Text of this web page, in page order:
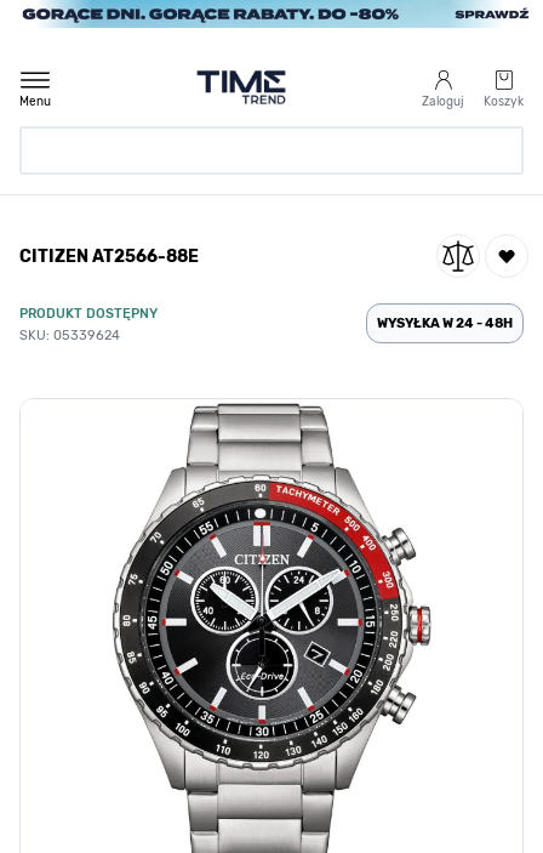
Przejdź do treści
Zaloguj Koszyk
Menu
/
CITIZEN AT2566-88E
CITIZEN AT2566-88E
PRODUKT DOSTĘPNY
SKU: 05339624
WYSYŁKA W 24 - 48H